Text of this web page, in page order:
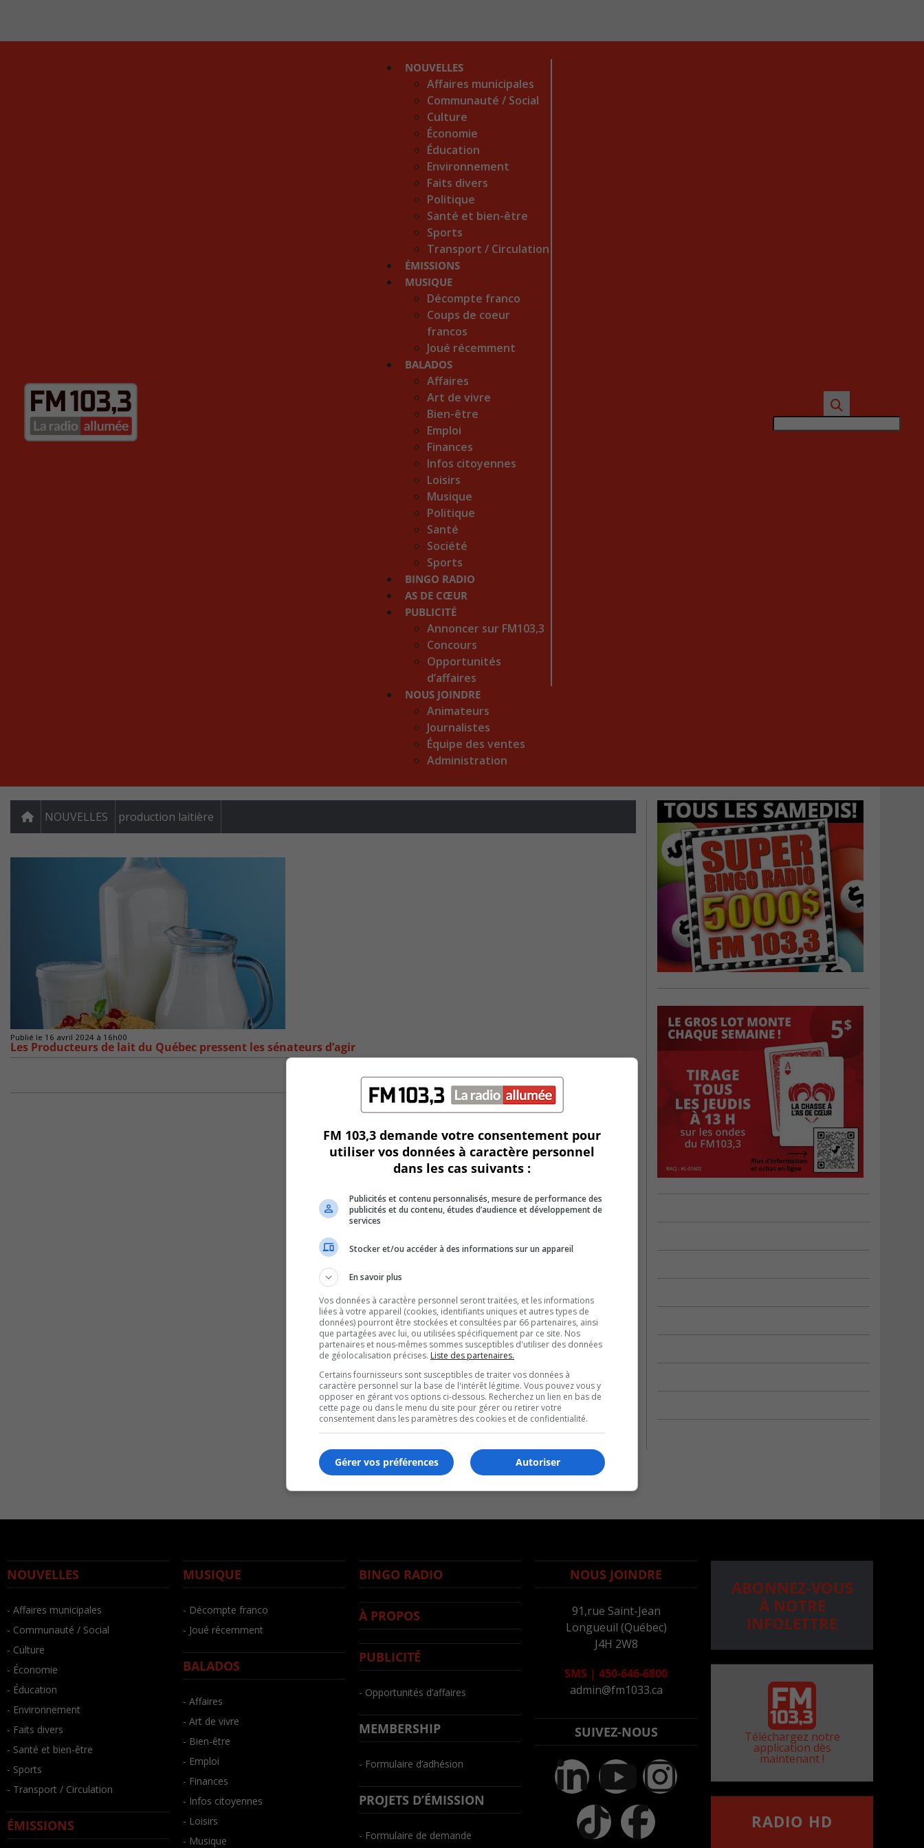
NOUVELLES
Affaires municipales
Communauté / Social
Culture
Économie
Éducation
Environnement
Faits divers
Politique
Santé et bien-être
Sports
Transport / Circulation
ÉMISSIONS
MUSIQUE
Décompte franco
Coups de coeur
francos
Joué récemment
BALADOS
Affaires
Art de vivre
Bien-être
Emploi
Finances
Infos citoyennes
Loisirs
Musique
Politique
Santé
Société
Sports
BINGO RADIO
AS DE CŒUR
PUBLICITÉ
Annoncer sur FM103,3
Concours
Opportunités
d’affaires
NOUS JOINDRE
Animateurs
Journalistes
Équipe des ventes
Administration
NOUVELLES production laitière
Publié le 16 avril 2024 à 16h00
Les Producteurs de lait du Québec pressent les sénateurs d’agir
NOUVELLES
- Affaires municipales
- Communauté / Social
- Culture
- Économie
- Éducation
- Environnement
- Faits divers
- Santé et bien-être
- Sports
- Transport / Circulation
ÉMISSIONS
MUSIQUE
- Décompte franco
- Joué récemment
BALADOS
- Affaires
- Art de vivre
- Bien-être
- Emploi
- Finances
- Infos citoyennes
- Loisirs
- Musique
BINGO RADIO
À PROPOS
PUBLICITÉ
- Opportunités d’affaires
MEMBERSHIP
- Formulaire d’adhésion
PROJETS D’ÉMISSION
- Formulaire de demande
NOUS JOINDRE
91,rue Saint-Jean
Longueuil (Québec)
J4H 2W8
SMS | 450-646-6800
admin@fm1033.ca
SUIVEZ-NOUS
ABONNEZ-VOUS
À NOTRE
INFOLETTRE
Téléchargez notre
application dès
maintenant !
RADIO HD
FM 103,3 demande votre consentement pour
utiliser vos données à caractère personnel
dans les cas suivants :
Publicités et contenu personnalisés, mesure de performance des
publicités et du contenu, études d’audience et développement de
services
Stocker et/ou accéder à des informations sur un appareil
En savoir plus
Vos données à caractère personnel seront traitées, et les informations
liées à votre appareil (cookies, identifiants uniques et autres types de
données) pourront être stockées et consultées par 66 partenaires, ainsi
que partagées avec lui, ou utilisées spécifiquement par ce site. Nos
partenaires et nous-mêmes sommes susceptibles d'utiliser des données
de géolocalisation précises. Liste des partenaires.
Certains fournisseurs sont susceptibles de traiter vos données à
caractère personnel sur la base de l'intérêt légitime. Vous pouvez vous y
opposer en gérant vos options ci-dessous. Recherchez un lien en bas de
cette page ou dans le menu du site pour gérer ou retirer votre
consentement dans les paramètres des cookies et de confidentialité.
Autoriser
Gérer vos préférences